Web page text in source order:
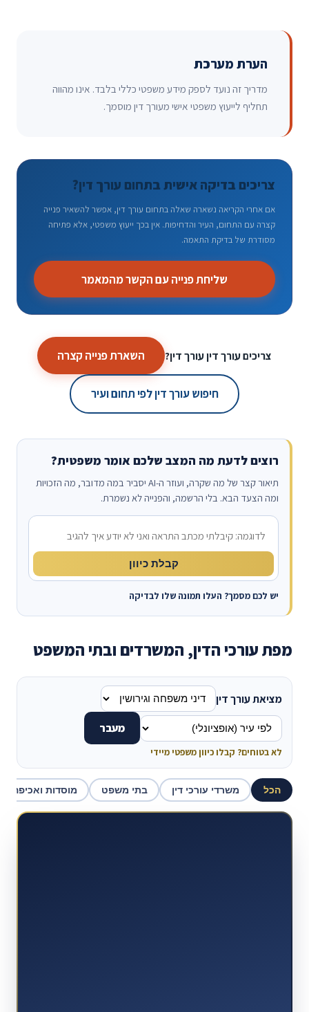
הערת מערכת
מדריך זה נועד לספק מידע משפטי כללי בלבד. אינו מהווה
תחליף לייעוץ משפטי אישי מעורך דין מוסמך.
צריכים בדיקה אישית בתחום עורך דין?
אם אחרי הקריאה נשארה שאלה בתחום עורך דין, אפשר להשאיר פנייה
קצרה עם התחום, העיר והדחיפות. אין בכך ייעוץ משפטי, אלא פתיחה
מסודרת של בדיקת התאמה.
שליחת פנייה עם הקשר מהמאמר
צריכים עורך דין עורך דין? השארת פנייה קצרה
חיפוש עורך דין לפי תחום ועיר
רוצים לדעת מה המצב שלכם אומר משפטית?
תיאור קצר של מה שקרה, ועוזר ה-AI יסביר במה מדובר, מה הזכויות
ומה הצעד הבא. בלי הרשמה, והפנייה לא נשמרת.
מה קרה?
קבלת כיוון
יש לכם מסמך? העלו תמונה שלו לבדיקה
מפת עורכי הדין, המשרדים ובתי המשפט
מציאת עורך דין
מעבר
לא בטוחים? קבלו כיוון משפטי מיידי
הכל משרדי עורכי דין בתי משפט מוסדות ואכיפה